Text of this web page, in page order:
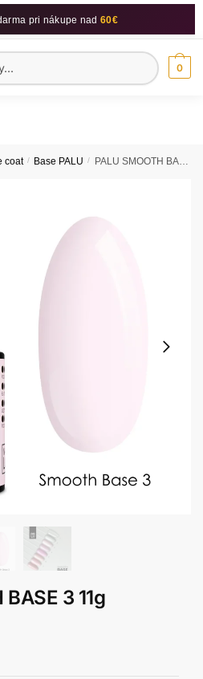
pri nákupe nad60€
0
coat / Base PALU / PALU SMOOTH BASE 3 11g
3 11g